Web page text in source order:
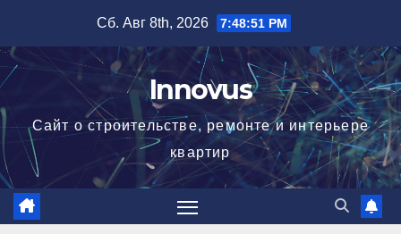
содержимому
Сб. Авг 8th, 2026 7:48:51 PM
Innovus
Сайт о строительстве, ремонте и интерьере
квартир